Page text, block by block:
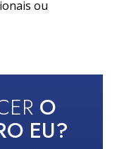
ou
O
EU?